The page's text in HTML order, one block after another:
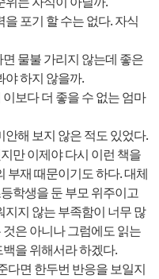
포기 할 수는 없다. 자식
물불 가리지 않는데 좋은
야 하지 않을까.
보다 더 좋을 수 없는 엄마
해 보지 않은 적도 있었다.
만 이제야 다시 이런 책을
부재 때문이기도 하다. 대체
학생을 둔 부모 위주이고
지 않는 부족함이 너무 많
은 아니나 그럼에도 읽는
을 위해서라 하겠다.
다면 한두번 반응을 보일지